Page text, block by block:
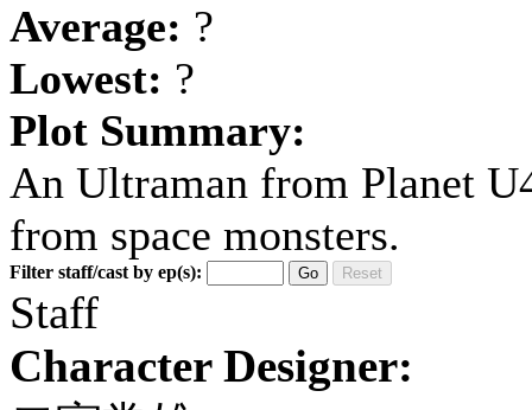
Average: ?
Lowest: ?
Plot Summary:
An Ultraman from Planet
from space monsters.
Filter staff/cast by ep(s): Go Reset
Staff
Character Designer: